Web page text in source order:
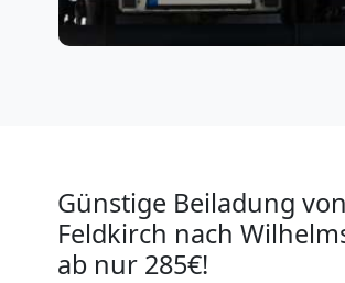
Günstige Beiladung von
Feldkirch nach
ab nur 285€!